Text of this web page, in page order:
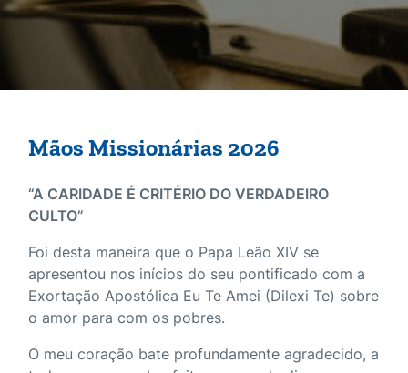
Mãos Missionárias 2026
“A CARIDADE É CRITÉRIO DO VERDADEIRO
CULTO”
Foi desta maneira que o Papa Leão XIV se
apresentou nos inícios do seu pontificado com a
Exortação Apostólica Eu Te Amei (Dilexi Te) sobre
o amor para com os pobres.
O meu coração bate profundamente agradecido, a